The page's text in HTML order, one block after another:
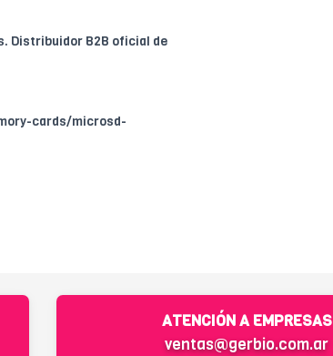
Distribuidor B2B oficial de
cards/microsd-
ATENCIÓN A EMPRESAS
ventas@gerbio.com.ar